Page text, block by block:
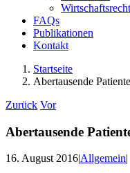
Wirtschaftsrecht
FAQs
Publikationen
Kontakt
Startseite
Abertausende
Zurück Vor
Abertausende
16. August 2016|Allgemein|